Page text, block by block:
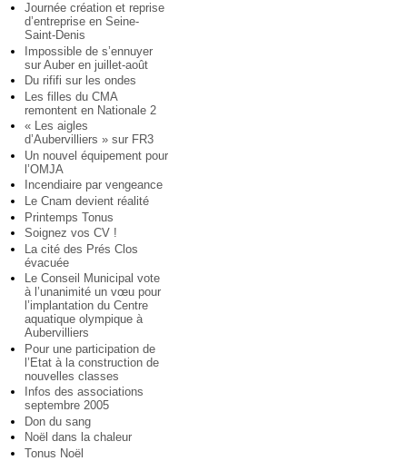
Journée création et reprise
d’entreprise en Seine-
Saint-Denis
Impossible de s’ennuyer
sur Auber en juillet-août
Du rififi sur les ondes
Les filles du CMA
remontent en Nationale 2
« Les aigles
d’Aubervilliers » sur FR3
Un nouvel équipement pour
l’OMJA
Incendiaire par vengeance
Le Cnam devient réalité
Printemps Tonus
Soignez vos CV !
La cité des Prés Clos
évacuée
Le Conseil Municipal vote
à l’unanimité un vœu pour
l’implantation du Centre
aquatique olympique à
Aubervilliers
Pour une participation de
l’Etat à la construction de
nouvelles classes
Infos des associations
septembre 2005
Don du sang
Noël dans la chaleur
Tonus Noël